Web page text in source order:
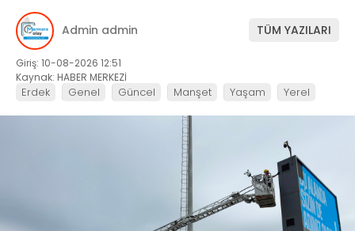
Admin admin TÜM YAZILARI
Giriş: 10-08-2026 12:51
Kaynak: HABER MERKEZİ
Erdek Genel Güncel Manşet Yaşam Yerel